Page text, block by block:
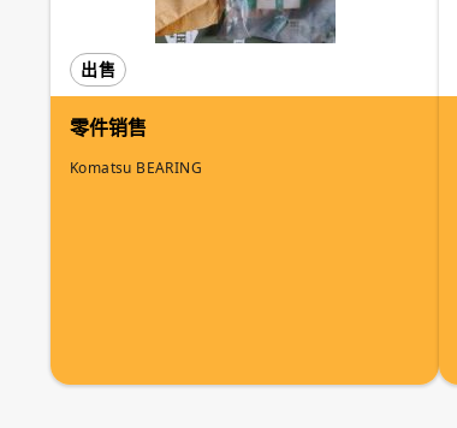
出售
零件销售
Komatsu BEARING